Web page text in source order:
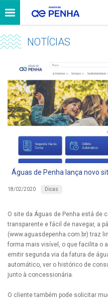
NOTÍCIAS
Águas de Penha lança novo
18/02/2020 Dicas
O site da Águas de Penha está de
transparente e fácil de navegar, a
(www.aguasdepenha.com.br) traz
forma mais visível, o que facilita o
emitir segunda via da fatura de
automático, ver o histórico de
junto à concessionária.
O cliente também pode solicitar